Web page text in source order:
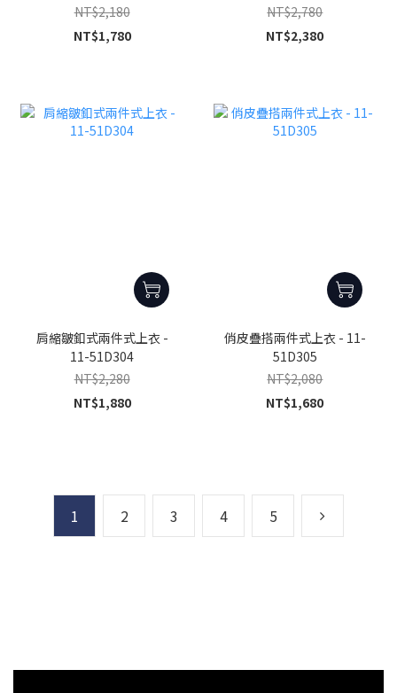
NT$2,180
NT$1,780
NT$2,780
NT$2,380
肩縮皺釦式兩件式上衣 -
11-51D304
NT$2,280
NT$1,880
俏皮疊搭兩件式上衣 - 11-
51D305
NT$2,080
NT$1,680
1 2 3 4 5